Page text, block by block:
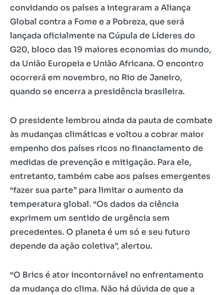
convidando os países a integraram a Aliança
Global contra a Fome e a Pobreza, que será
lançada oficialmente na Cúpula de Líderes do
G20, bloco das 19 maiores economias do mundo,
da União Europeia e União Africana. O encontro
ocorrerá em novembro, no Rio de Janeiro,
quando se encerra a presidência brasileira.
O presidente lembrou ainda da pauta de combate
às mudanças climáticas e voltou a cobrar maior
empenho dos países ricos no financiamento de
medidas de prevenção e mitigação. Para ele,
entretanto, também cabe aos países emergentes
“fazer sua parte” para limitar o aumento da
temperatura global. “Os dados da ciência
exprimem um sentido de urgência sem
precedentes. O planeta é um só e seu futuro
depende da ação coletiva”, alertou.
“O Brics é ator incontornável no enfrentamento
da mudança do clima. Não há dúvida de que a